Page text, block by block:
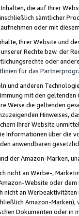
die auf Ihrer
sämtlicher
oder mit
Ihrer Website und
Rechte bzw. der
oder
für das
und anderen
mit den
Weise die geltenden
Hinweises,
Ihrer Website
Informationen über die
anwendbaren
der Amazon-Marken,
nicht an Werbe-,
Website oder
nicht an
Amazon-
Dokumenten oder in